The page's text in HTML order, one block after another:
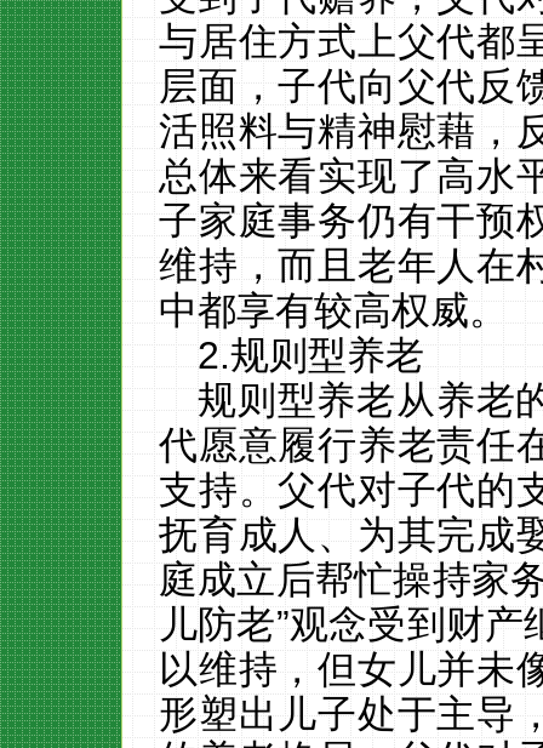
与居住方式上父代都
层面，子代向父代反
活照料与精神慰藉，
总体来看实现了高水
子家庭事务仍有干预
维持，而且老年人在
中都享有较高权威。
2.规则型养老
规则型养老从养老
代愿意履行养老责任
支持。父代对子代的
抚育成人、为其完成
庭成立后帮忙操持家
儿防老”观念受到财
以维持，但女儿并未
形塑出儿子处于主导